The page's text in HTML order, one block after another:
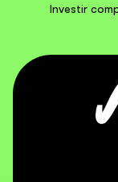
Investir